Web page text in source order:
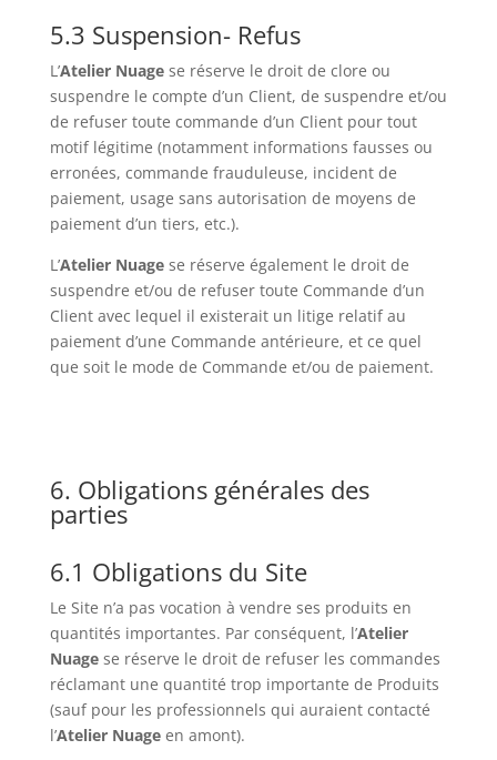
5.3 Suspension- Refus
L’Atelier Nuage se réserve le droit de clore ou
suspendre le compte d’un Client, de suspendre et/ou
de refuser toute commande d’un Client pour tout
motif légitime (notamment informations fausses ou
erronées, commande frauduleuse, incident de
paiement, usage sans autorisation de moyens de
paiement d’un tiers, etc.).
L’Atelier Nuage se réserve également le droit de
suspendre et/ou de refuser toute Commande d’un
Client avec lequel il existerait un litige relatif au
paiement d’une Commande antérieure, et ce quel
que soit le mode de Commande et/ou de paiement.
6. Obligations générales des
parties
6.1 Obligations du Site
Le Site n’a pas vocation à vendre ses produits en
quantités importantes. Par conséquent, l’Atelier
Nuage se réserve le droit de refuser les commandes
réclamant une quantité trop importante de Produits
(sauf pour les professionnels qui auraient contacté
l’Atelier Nuageen amont).